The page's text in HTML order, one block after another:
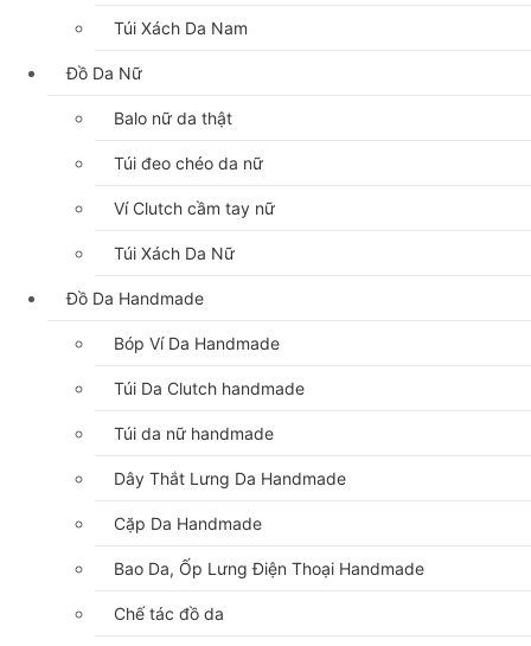
Túi Xách Da Nam
Đồ Da Nữ
Balo nữ da thật
Túi đeo chéo da nữ
Ví Clutch cầm tay nữ
Túi Xách Da Nữ
Đồ Da Handmade
Bóp Ví Da Handmade
Túi Da Clutch handmade
Túi da nữ handmade
Dây Thắt Lưng Da Handmade
Cặp Da Handmade
Bao Da, Ốp Lưng Điện Thoại Handmade
Chế tác đồ da